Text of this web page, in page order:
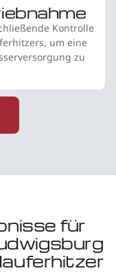
Kontrolle
um eine
zu
für